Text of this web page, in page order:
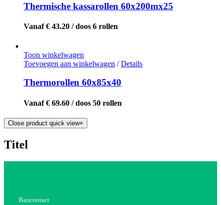
Thermische kassarollen 60x200mx25
Vanaf € 43.20 / doos 6 rollen
Toon winkelwagen
Toevoegen aan winkelwagen / Details
Thermorollen 60x85x40
Vanaf € 69.60 / doos 50 rollen
Close product quick view×
Titel
Bancontact